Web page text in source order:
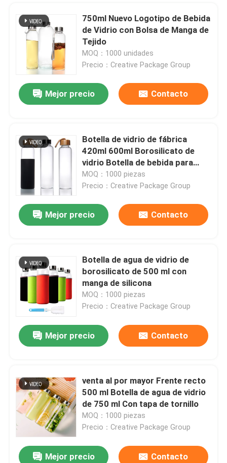
750ml Nuevo Logotipo de Bebida
de Vidrio con Bolsa de Manga de
Tejido
MOQ：1000 unidades
Precio：Creative Package Group
Mejor precio Contacto
Botella de vidrio de fábrica
420ml 600ml Borosilicato de
vidrio Botella de bebida para
deportes acuáticos
MOQ：1000 piezas
Precio：Creative Package Group
Mejor precio Contacto
Botella de agua de vidrio de
borosilicato de 500 ml con
manga de silicona
MOQ：1000 piezas
Precio：Creative Package Group
Mejor precio Contacto
venta al por mayor Frente recto
500 ml Botella de agua de vidrio
de 750 ml Con tapa de tornillo
MOQ：1000 piezas
Precio：Creative Package Group
Mejor precio Contacto